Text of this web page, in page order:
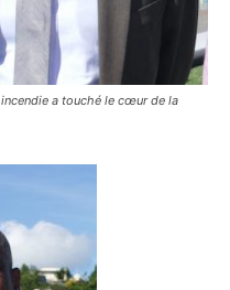
a touché le cœur de la